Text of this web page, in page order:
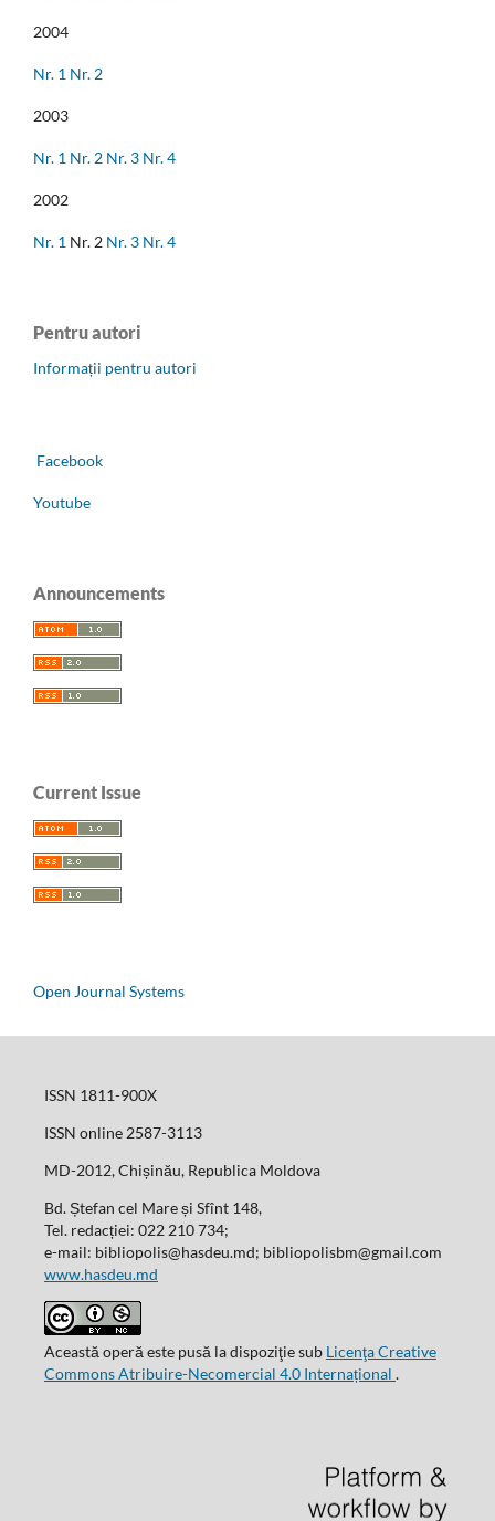
2004
Nr. 1 Nr. 2
2003
Nr. 1 Nr. 2 Nr. 3 Nr. 4
2002
Nr. 1 Nr. 2 Nr. 3 Nr. 4
Pentru autori
Informații pentru autori
Facebook
Youtube
Announcements
Current Issue
Open Journal Systems
ISSN 1811-900X
ISSN online 2587-3113
MD-2012, Chișinău, Republica Moldova
Bd. Ștefan cel Mare și Sfînt 148,
Tel. redacției: 022 210 734;
e-mail: bibliopolis@hasdeu.md; bibliopolisbm@gmail.com
www.hasdeu.md
Această operă este pusă la dispoziţie sub Licenţa Creative
Commons Atribuire-Necomercial 4.0 Internațional .